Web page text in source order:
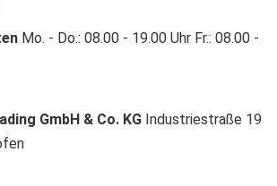
Mo. - Do.: 08.00 - 19.00 Uhr Fr.: 08.00 -
GmbH & Co. KG Industriestraße 19